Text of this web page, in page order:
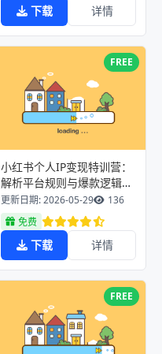
下载 详情
FREE
小红书个人IP变现特训营：
解析平台规则与爆款逻辑，
手把手教内容创作引流带货
做私域
更新日期: 2026-05-29
136
免费
下载 详情
FREE